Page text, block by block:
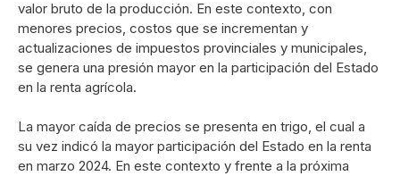
valor bruto de la producción. En este contexto, con
menores precios, costos que se incrementan y
actualizaciones de impuestos provinciales y municipales,
se genera una presión mayor en la participación del Estado
en la renta agrícola.
La mayor caída de precios se presenta en trigo, el cual a
su vez indicó la mayor participación del Estado en la renta
en marzo 2024. En este contexto y frente a la próxima